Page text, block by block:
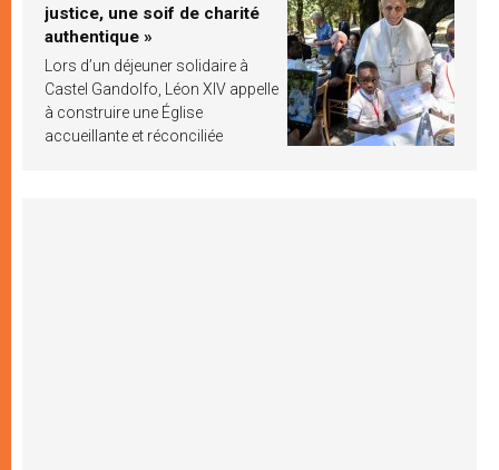
justice, une soif de charité
authentique »
Lors d’un déjeuner solidaire à
Castel Gandolfo, Léon XIV appelle
à construire une Église
accueillante et réconciliée